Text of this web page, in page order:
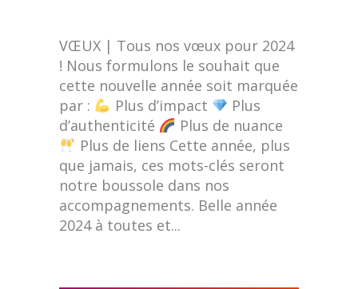
VŒUX | Tous nos vœux pour 2024
! Nous formulons le souhait que
cette nouvelle année soit marquée
par :
Plus d’impact
Plus
d’authenticité
Plus de nuance
Plus de liens Cette année, plus
que jamais, ces mots-clés seront
notre boussole dans nos
accompagnements. Belle année
2024 à toutes et...